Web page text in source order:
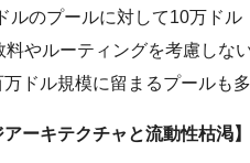
ルのプールに対して10万ド
やルーティングを考慮しな
ドル規模に留まるプールも
ーキテクチャと流動性枯渇】